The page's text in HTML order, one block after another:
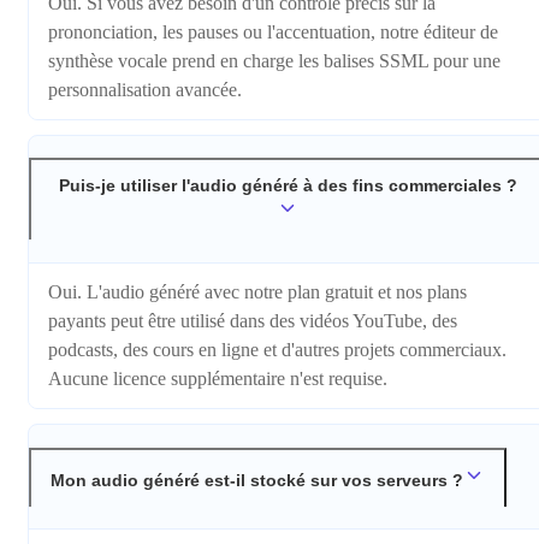
prononciation, les pauses ou l'accentuation, notre éditeur de
synthèse vocale prend en charge les balises SSML pour une
personnalisation avancée.
Puis-je utiliser l'audio généré à des fins commerciales ?
Oui. L'audio généré avec notre plan gratuit et nos plans
payants peut être utilisé dans des vidéos YouTube, des
podcasts, des cours en ligne et d'autres projets commerciaux.
Aucune licence supplémentaire n'est requise.
Mon audio généré est-il stocké sur vos serveurs ?